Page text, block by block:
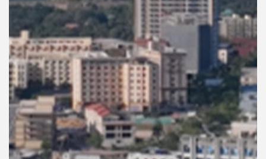
เพลง
บทความ
ข่าว
และ
กิจกรรม